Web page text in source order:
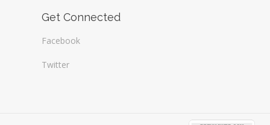
Get Connected
Facebook
Twitter